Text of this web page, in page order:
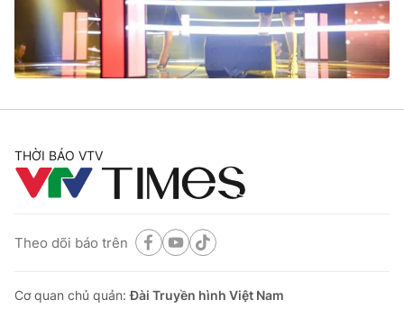
Sản phẩm
Thị trường
Tư vấn
Lịch phát sóng
Chuyên mục khác
Photo Infographic
Video Shorts video
VTV Money VTV Thể thao
THỜI BÁO VTV
Theo dõi báo trên
Cơ quan chủ quản:Đài Truyền hình Việt Nam